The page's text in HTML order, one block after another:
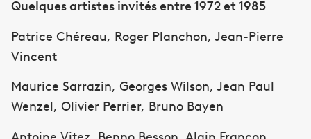
Quelques artistes invités entre 1972 et 1985
Patrice Chéreau, Roger Planchon, Jean-Pierre
Vincent
Maurice Sarrazin, Georges Wilson, Jean Paul
Wenzel, Olivier Perrier, Bruno Bayen